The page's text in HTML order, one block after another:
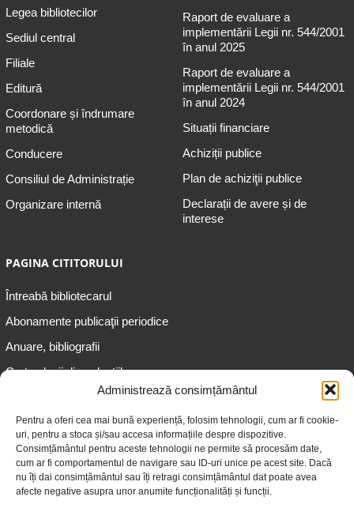
Administrează consimțământul
Pentru a oferi cea mai bună experiență, folosim tehnologii, cum ar fi cookie-
uri, pentru a stoca și/sau accesa informațiile despre dispozitive.
Consimțământul pentru aceste tehnologii ne permite să procesăm date,
cum ar fi comportamentul de navigare sau ID-uri unice pe acest site. Dacă
nu îți dai consimțământul sau îți retragi consimțământul dat poate avea
afecte negative asupra unor anumite funcționalități și funcții.
Legea bibliotecilor
Sediul central
Filiale
Editură
Coordonare și îndrumare
metodică
Conducere
Consiliul de Administrație
Organizare internă
Raport de evaluare a
implementării Legii nr. 544/2001
în anul 2025
Raport de evaluare a
implementării Legii nr. 544/2001
în anul 2024
Situații financiare
Achiziții publice
Plan de achiziţii publice
Declarații de avere și de
interese
PAGINA CITITORULUI
Întreabă bibliotecarul
Abonamente publicaţii periodice
Anuare, bibliografii
Cartea lunii din colecțiile
Informații pentru adolescenți
Informații pentru adulți
Informații pentru seniori